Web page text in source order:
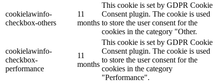
cookielawinfo-
checkbox-others
11
months
This cookie is set by GDPR Cookie
Consent plugin. The cookie is used
to store the user consent for the
cookies in the category "Other.
cookielawinfo-
checkbox-
performance
11
months
This cookie is set by GDPR Cookie
Consent plugin. The cookie is used
to store the user consent for the
cookies in the category
"Performance".